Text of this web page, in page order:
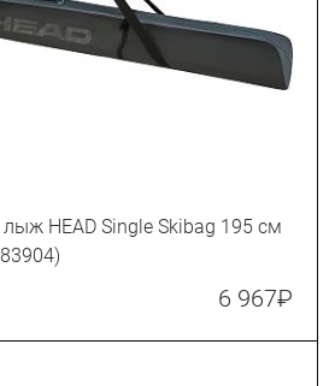
HEAD Single Skibag 195 см
6 967₽